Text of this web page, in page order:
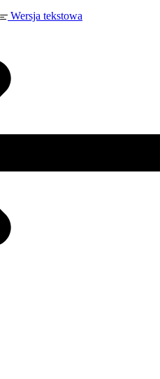
Wersja tekstowa